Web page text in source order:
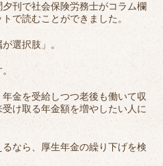
刊で社会保険労務士がコラム欄
で読むことができました。
選択肢」。
金を受給しつつ老後も働いて収
け取る年金額を増やしたい人に
なら、厚生年金の繰り下げを検